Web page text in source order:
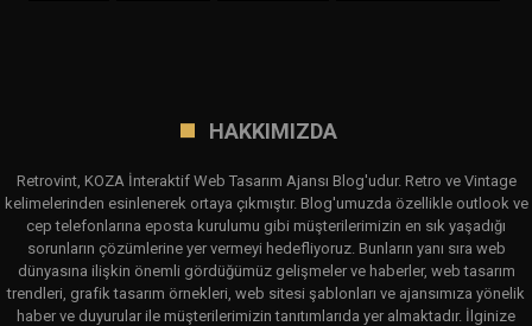
HAKKIMIZDA
Retrovint, KOZA İnteraktif Web Tasarım Ajansı Blog'udur. Retro ve Vintage
kelimelerinden esinlenerek ortaya çıkmıştır. Blog'umuzda özellikle outlook ve
cep telefonlarına eposta kurulumu gibi müşterilerimizin en sık yaşadığı
sorunların çözümlerine yer vermeyi hedefliyoruz. Bunların yanı sıra web
dünyasına ilişkin önemli gördüğümüz gelişmeler ve haberler, web tasarım
trendleri, grafik tasarım örnekleri, web sitesi şablonları ve ajansımıza yönelik
haber ve duyurular ile müşterilerimizin tanıtımlarıda yer almaktadır. İlginize